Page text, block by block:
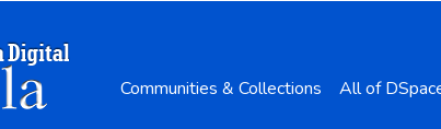
Communities & Collections All of